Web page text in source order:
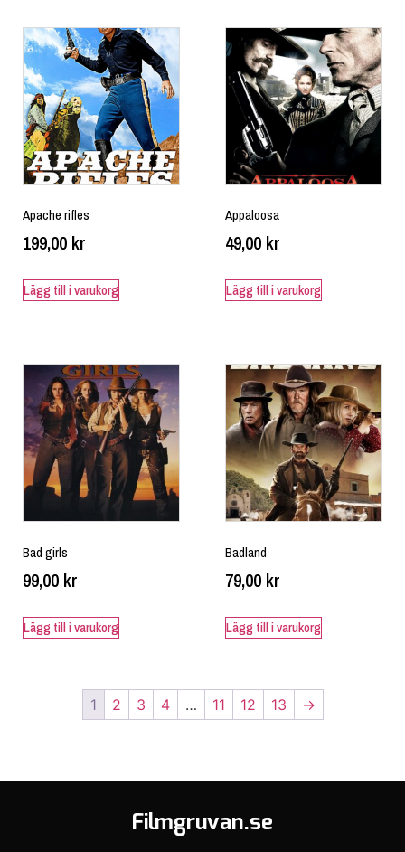
Apache rifles
199,00 kr
Lägg till i varukorg
Appaloosa
49,00 kr
Lägg till i varukorg
Bad girls
99,00 kr
Lägg till i varukorg
Badland
79,00 kr
Lägg till i varukorg
1 2 3 4 … 11 12 13 →
Filmgruvan.se